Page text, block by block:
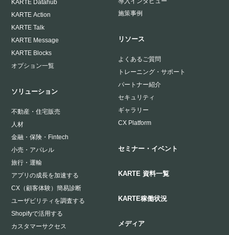
KARTE Datahub
KARTE Action
KARTE Talk
KARTE Message
KARTE Blocks
オプション一覧
ソリューション
不動産・住宅販売
人材
金融・保険・Fintech
小売・アパレル
旅行・運輸
アプリの成長を加速する
CX（顧客体験）簡易診断
ユーザビリティを調査する
Shopifyで活用する
カスタマーサクセス
施策事例
リソース
よくあるご質問
トレーニング・サポート
パートナー紹介
セキュリティ
ギャラリー
CX Platform
セミナー・イベント
KARTE 資料一覧
KARTE稼働状況
メディア